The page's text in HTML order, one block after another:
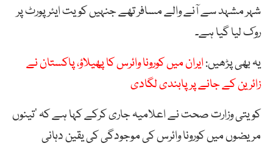
شہر مشہد سے آنے والے مسافر تھے جنہیں کویت ایئرپورٹ پر
روک لیا گیا ہے۔
یہ بھی پڑھیں:ایران میں کورونا وائرس کا پھیلاؤ، پاکستان نے
زائرین کے جانے پر پابندی لگادی
کویتی وزارت صحت نے اعلامیہ جاری کرکے کہا ہے کہ ’تینوں
مریضوں میں کورونا وائرس کی موجودگی کی یقین دہانی